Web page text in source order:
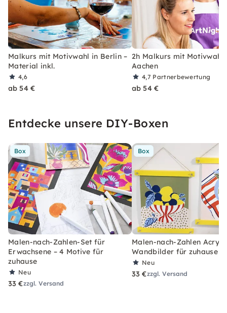
Malkurs mit Motivwahl in Berlin –
Material inkl.
4,6
ab 54 €
2h Malkurs mit Motivwahl
Aachen
4,7 Partnerbewertung
ab 54 €
Entdecke unsere DIY-Boxen
Box
Malen-nach-Zahlen-Set für
Erwachsene – 4 Motive für
zuhause
Neu
33 €zzgl. Versand
Box
Malen-nach-Zahlen Acryl-
Wandbilder für zuhause
Neu
33 €zzgl. Versand